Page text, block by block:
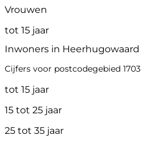
Vrouwen
tot 15 jaar
Inwoners in Heerhugowaard
Cijfers voor postcodegebied 1703
tot 15 jaar
15 tot 25 jaar
25 tot 35 jaar